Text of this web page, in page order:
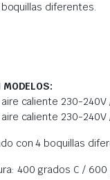
diferentes.
MODELOS:
caliente 230-240V
caliente 230-240V
con 4 boquillas
400 grados C / 600